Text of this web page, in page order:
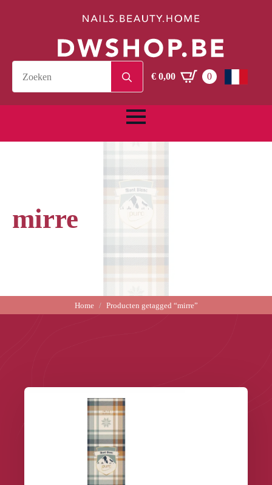
for:€0,00 0
mirre
Home Producten getagged “mirre”